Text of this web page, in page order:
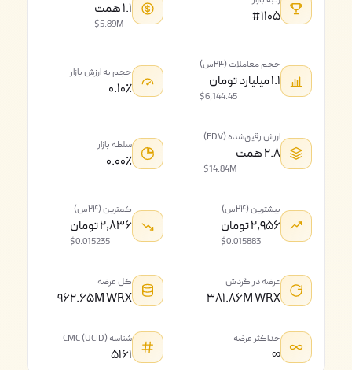
#۱۱۰۵ ۱.۱ همت
$5.89M
حجم معاملات (۲۴س)
۱.۱ میلیارد تومان
$6,144.45
حجم به ارزش بازار
۰.۱۰٪
ارزش رقیق‌شده (FDV)
۲.۸ همت
$14.84M
سلطه بازار
۰.۰۰٪
بیشترین (۲۴س)
۲,۹۵۶ تومان
$0.015883
کمترین (۲۴س)
۲,۸۳۶ تومان
$0.015235
عرضه در گردش
۳۸۱.۸۶M WRX
کل عرضه
۹۶۲.۶۵M WRX
حداکثر عرضه
∞
شناسه CMC (UCID)
۵۱۶۱